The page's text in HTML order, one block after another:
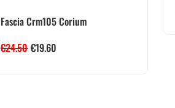
Fascia Crm105 Corium
€24.50 €19.60